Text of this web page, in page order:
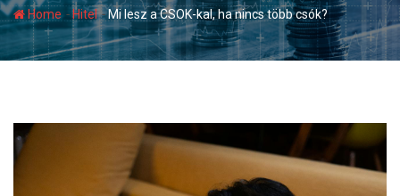
Home -Hitel-Mi lesz a CSOK-kal, ha nincs több csók?